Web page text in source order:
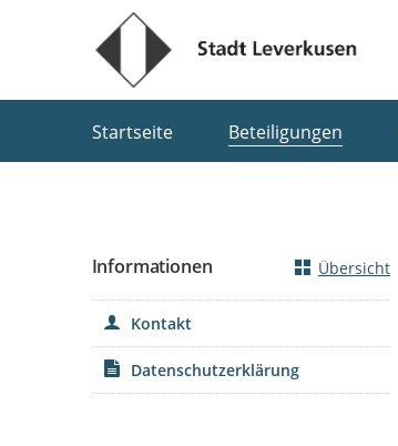
Startseite Beteiligungen
Informationen Übersicht
Kontakt
Datenschutzerklärung